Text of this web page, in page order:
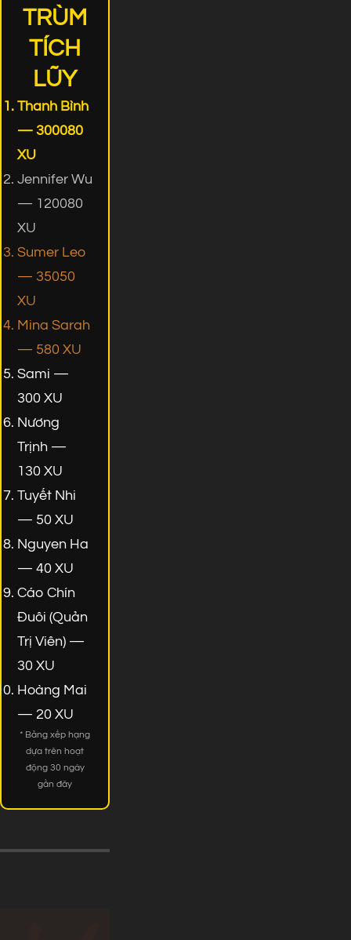
TRÙM
TÍCH
LŨY
Thanh Bình
— 300080
XU
Jennifer Wu
— 120080
XU
Sumer Leo
— 35050
XU
Mina Sarah
— 580 XU
Sami —
300 XU
Nương
Trịnh —
130 XU
Tuyết Nhi
— 50 XU
Nguyen Ha
— 40 XU
Cáo Chín
Đuôi (Quản
Trị Viên) —
30 XU
Hoàng Mai
— 20 XU
* Bảng xếp hạng
dựa trên hoạt
động 30 ngày
gần đây